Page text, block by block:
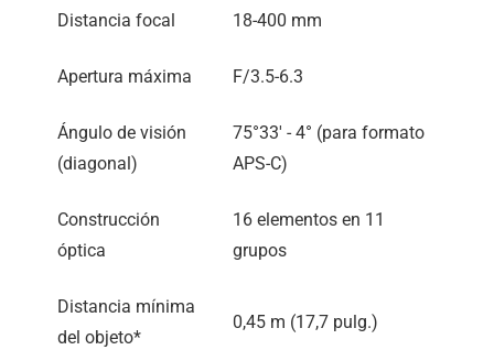
Distancia focal 18-400 mm
Apertura máxima F/3.5-6.3
Ángulo de visión
(diagonal)
75°33′ - 4° (para formato
APS-C)
Construcción
óptica
16 elementos en 11
grupos
Distancia mínima
del objeto*
0,45 m (17,7 pulg.)